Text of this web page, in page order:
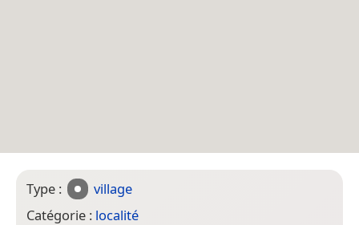
Type :
village
Catégorie : localité